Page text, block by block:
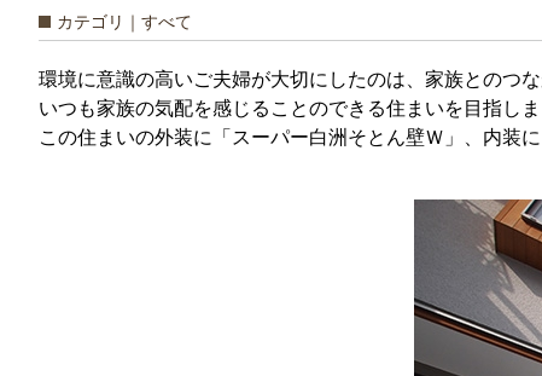
カテゴリ｜すべて
環境に意識の高いご夫婦が大切にしたのは、家族とのつな
いつも家族の気配を感じることのできる住まいを目指しま
この住まいの外装に「スーパー白洲そとん壁Ｗ」、内装